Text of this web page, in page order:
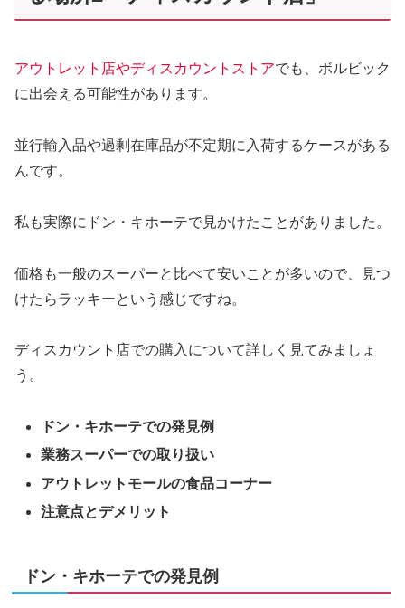
アウトレット店やディスカウントストアでも、ボルビック
に出会える可能性があります。
並行輸入品や過剰在庫品が不定期に入荷するケースがある
んです。
私も実際にドン・キホーテで見かけたことがありました。
価格も一般のスーパーと比べて安いことが多いので、見つ
けたらラッキーという感じですね。
ディスカウント店での購入について詳しく見てみましょ
う。
ドン・キホーテでの発見例
業務スーパーでの取り扱い
アウトレットモールの食品コーナー
注意点とデメリット
ドン・キホーテでの発見例